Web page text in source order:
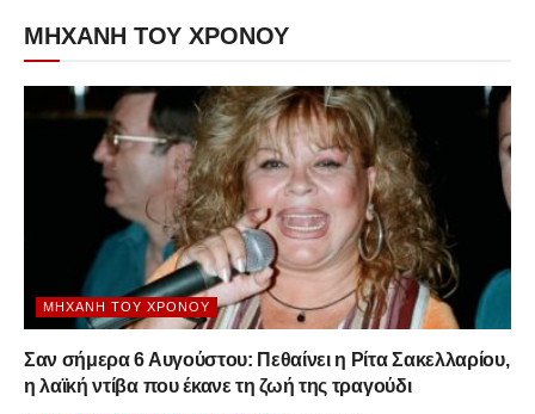
ΜΗΧΑΝΗ ΤΟΥ ΧΡΟΝΟΥ
ΜΗΧΑΝΉ ΤΟΥ ΧΡΌΝΟΥ
Σαν σήμερα 6 Αυγούστου: Πεθαίνει η Ρίτα Σακελλαρίου,
η λαϊκή ντίβα που έκανε τη ζωή της τραγούδι